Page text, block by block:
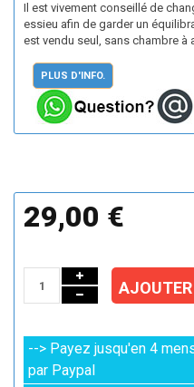
Il est vivement conseillé de
essieu afin de garder un
est vendu seul, sans chambre à
PLUS D'INFO.
29,00 €
--> Payez jusqu'en 4
par Paypal